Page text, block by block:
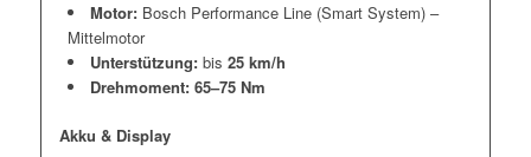
Motor:Bosch Performance Line (Smart System) –
Mittelmotor
Unterstützung:bis 25 km/h
Drehmoment: 65–75 Nm
Akku & Display